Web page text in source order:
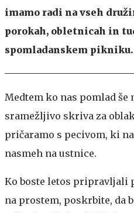
imamo radi na vseh
porokah, obletnicah in
spomladanskem pikniku.
Medtem ko nas pomlad še
sramežljivo skriva za
pričaramo s pecivom, ki
nasmeh na ustnice.
Ko boste letos pripravljali
na prostem, poskrbite, da